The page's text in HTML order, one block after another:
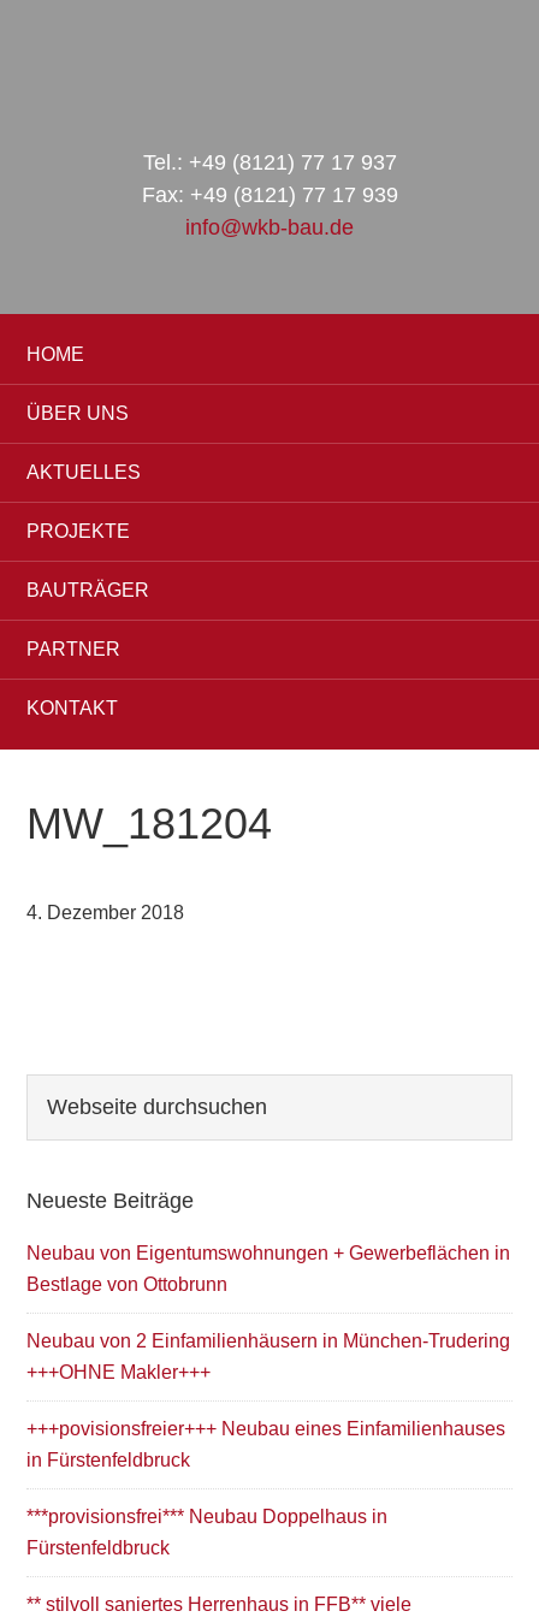
Tel.: +49 (8121) 77 17 937
Fax: +49 (8121) 77 17 939
info@wkb-bau.de
HOME
ÜBER UNS
AKTUELLES
PROJEKTE
BAUTRÄGER
PARTNER
KONTAKT
MW_181204
4. Dezember 2018
Seitenspalte
durchsuchen
Neueste Beiträge
Neubau von Eigentumswohnungen + Gewerbeflächen in
Bestlage von Ottobrunn
Neubau von 2 Einfamilienhäusern in München-Trudering
+++OHNE Makler+++
+++povisionsfreier+++ Neubau eines Einfamilienhauses
in Fürstenfeldbruck
***provisionsfrei*** Neubau Doppelhaus in
Fürstenfeldbruck
** stilvoll saniertes Herrenhaus in FFB** viele